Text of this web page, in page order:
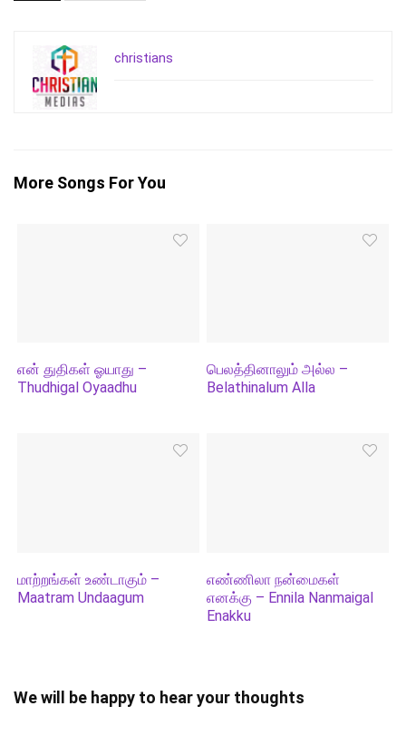
christians
More Songs For You
என் துதிகள் ஓயாது –
Thudhigal Oyaadhu
பெலத்தினாலும் அல்ல –
Belathinalum Alla
மாற்றங்கள் உண்டாகும் –
Maatram Undaagum
எண்ணிலா நன்மைகள்
எனக்கு – Ennila Nanmaigal
Enakku
We will be happy to hear your thoughts